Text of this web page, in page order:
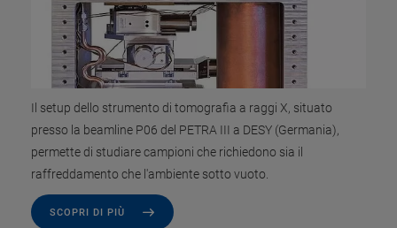
Il setup dello strumento di tomografia a raggi X, situato
presso la beamline P06 del PETRA III a DESY (Germania),
permette di studiare campioni che richiedono sia il
raffreddamento che l'ambiente sotto vuoto.
SCOPRI DI PIÙ